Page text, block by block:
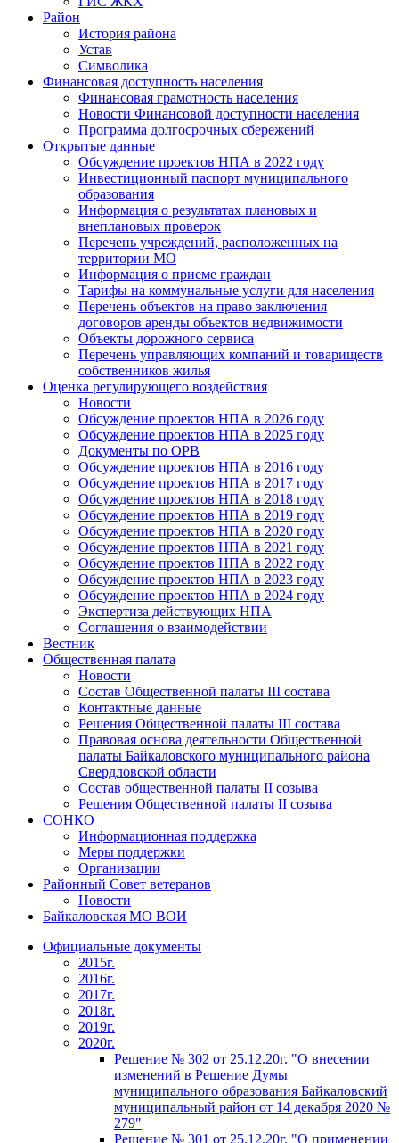
Район
История района
Устав
Символика
Финансовая доступность населения
Финансовая грамотность населения
Новости Финансовой доступности населения
Программа долгосрочных сбережений
Открытые данные
Обсуждение проектов НПА в 2022 году
Инвестиционный паспорт муниципального
образования
Информация о результатах плановых и
внеплановых проверок
Перечень учреждений, расположенных на
территории МО
Информация о приеме граждан
Тарифы на коммунальные услуги для населения
Перечень объектов на право заключения
договоров аренды объектов недвижимости
Объекты дорожного сервиса
Перечень управляющих компаний и товариществ
собственников жилья
Оценка регулирующего воздействия
Новости
Обсуждение проектов НПА в 2026 году
Обсуждение проектов НПА в 2025 году
Документы по ОРВ
Обсуждение проектов НПА в 2016 году
Обсуждение проектов НПА в 2017 году
Обсуждение проектов НПА в 2018 году
Обсуждение проектов НПА в 2019 году
Обсуждение проектов НПА в 2020 году
Обсуждение проектов НПА в 2021 году
Обсуждение проектов НПА в 2022 году
Обсуждение проектов НПА в 2023 году
Обсуждение проектов НПА в 2024 году
Экспертиза действующих НПА
Соглашения о взаимодействии
Вестник
Общественная палата
Новости
Состав Общественной палаты III состава
Контактные данные
Решения Общественной палаты III состава
Правовая основа деятельности Общественной
палаты Байкаловского муниципального района
Свердловской области
Состав общественной палаты II созыва
Решения Общественной палаты II созыва
СОНКО
Информационная поддержка
Меры поддержки
Организации
Районный Совет ветеранов
Новости
Байкаловская МО ВОИ
Официальные документы
2015г.
2016г.
2017г.
2018г.
2019г.
2020г.
Решение № 302 от 25.12.20г. "О внесении
изменений в Решение Думы
муниципального образования Байкаловский
муниципальный район от 14 декабря 2020 №
279"
Решение № 301 от 25.12.20г. "О применении